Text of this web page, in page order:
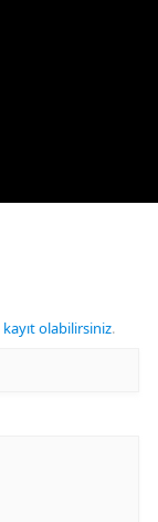
kayıt olabilirsiniz.